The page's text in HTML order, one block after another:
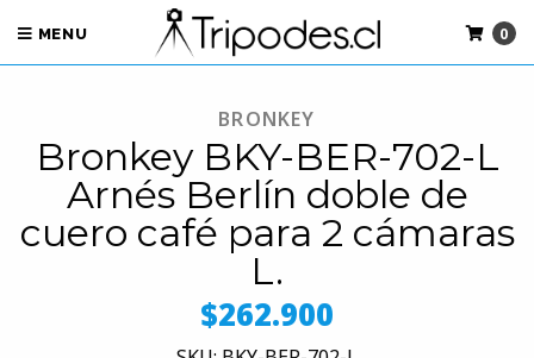
MENU 0
BRONKEY
Bronkey BKY-BER-702-L
Arnés Berlín doble de
cuero café para 2 cámaras
L.
$262.900